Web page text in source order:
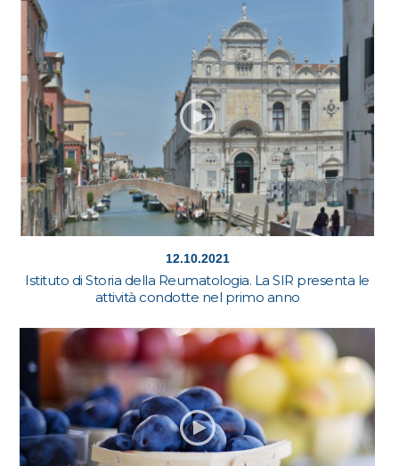
12.10.2021
Istituto di Storia della Reumatologia. La SIR presenta le
attività condotte nel primo anno